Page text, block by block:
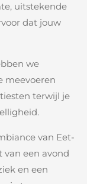
uitstekende
dat jouw
we
meevoeren
terwijl je
van Eet-
van een avond
en een